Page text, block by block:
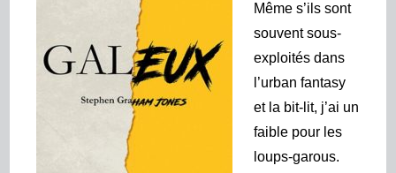
Même s’ils sont
souvent sous-
exploités dans
l’urban fantasy
et la bit-lit, j’ai un
faible pour les
loups-garous.